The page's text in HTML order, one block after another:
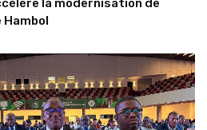
la modernisation de